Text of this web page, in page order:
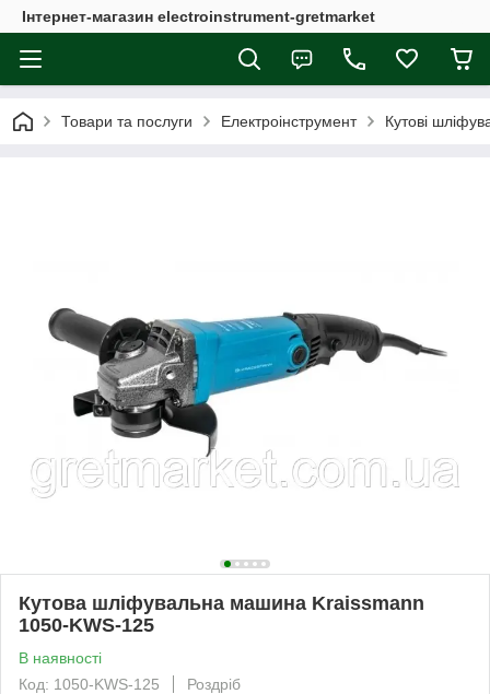
Інтернет-магазин electroinstrument-gretmarket
Товари та послуги Електроінструмент Кутові
Кутова шліфувальна машина Kraissmann
1050-KWS-125
В наявності
Код: 1050-KWS-125
Роздріб